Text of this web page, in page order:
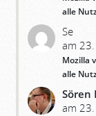
alle
Se
am
Mozilla
alle
Sören
am